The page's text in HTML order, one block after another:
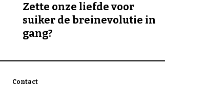
Zette onze liefde voor
suiker de breinevolutie in
gang?
Contact